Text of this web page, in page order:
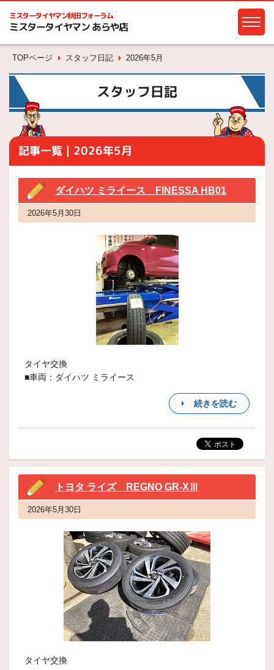
ミスタータイヤマン秋田フォーラム
ミスタータイヤマン あらや店
TOPページ スタッフ日記 2026年5月
スタッフ日記
記事一覧｜2026年5月
ダイハツ ミライース FINESSA HB01
2026年5月30日
タイヤ交換
■車両：ダイハツ ミライース
続きを読む
トヨタ ライズ REGNO GR-XⅢ
2026年5月30日
タイヤ交換